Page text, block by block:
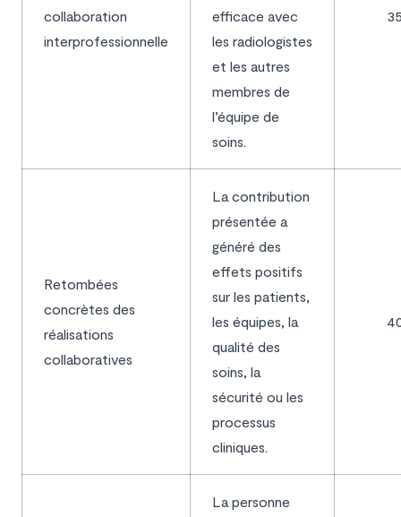
collaboration
interprofessionnelle
efficace avec
les radiologistes
et les autres
membres de
l’équipe de
soins.
Retombées
concrètes des
réalisations
collaboratives
La contribution
présentée a
généré des
effets positifs
sur les patients,
les équipes, la
qualité des
soins, la
sécurité ou les
processus
cliniques.
La personne